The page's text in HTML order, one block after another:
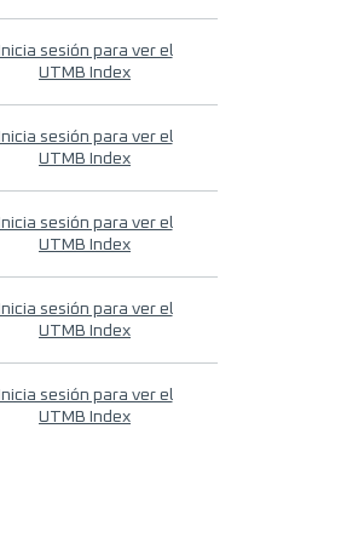
Inicia sesión para ver el
UTMB Index
Inicia sesión para ver el
UTMB Index
Inicia sesión para ver el
UTMB Index
Inicia sesión para ver el
UTMB Index
Inicia sesión para ver el
UTMB Index